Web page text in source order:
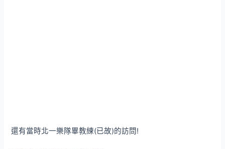
還有當時北一樂隊畢教練(已故)的訪問!